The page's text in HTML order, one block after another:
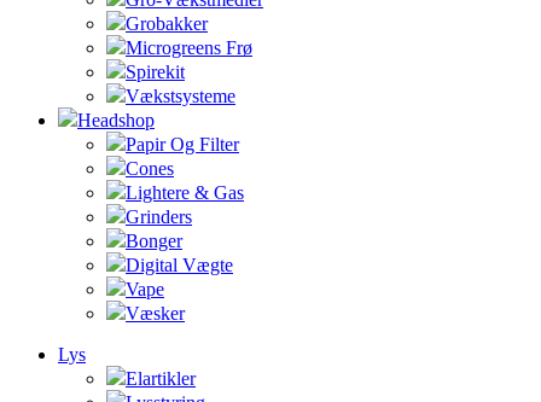
Grobakker
Microgreens Frø
Spirekit
Vækstsysteme
Headshop
Papir Og Filter
Cones
Lightere & Gas
Grinders
Bonger
Digital Vægte
Vape
Væsker
Lys
Elartikler